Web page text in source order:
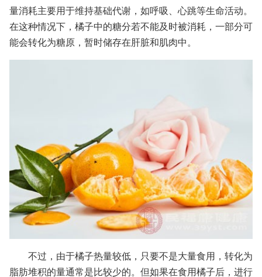
量消耗主要用于维持基础代谢，如呼吸、心跳等生命活动。
在这种情况下，橘子中的糖分若不能及时被消耗，一部分可
能会转化为糖原，暂时储存在肝脏和肌肉中。
不过，由于橘子热量较低，只要不是大量食用，转化为
脂肪堆积的量通常是比较少的。但如果在食用橘子后，进行